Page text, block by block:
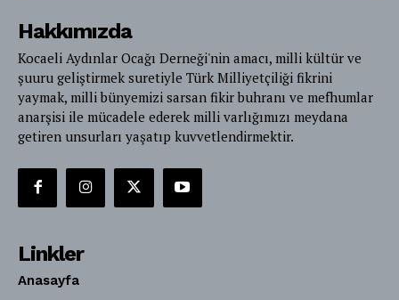
Hakkımızda
Kocaeli Aydınlar Ocağı Derneği'nin amacı, milli kültür ve
şuuru geliştirmek suretiyle Türk Milliyetçiliği fikrini
yaymak, milli bünyemizi sarsan fikir buhranı ve mefhumlar
anarşisi ile mücadele ederek milli varlığımızı meydana
getiren unsurları yaşatıp kuvvetlendirmektir.
Linkler
Anasayfa